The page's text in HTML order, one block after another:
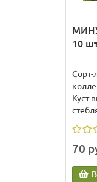
10
Сорт-
Куст
70